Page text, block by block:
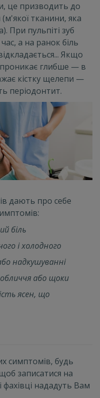
це призводить до
тканини, яка
При пульпіті зуб
а на ранок біль
Якщо
проникає глибше — в
кістку щелепи —
періодонтит.
дають про себе
біль
і холодного
надкушуванні
або щоки
ясен, що
симптомів, будь
записатися на
нададуть Вам